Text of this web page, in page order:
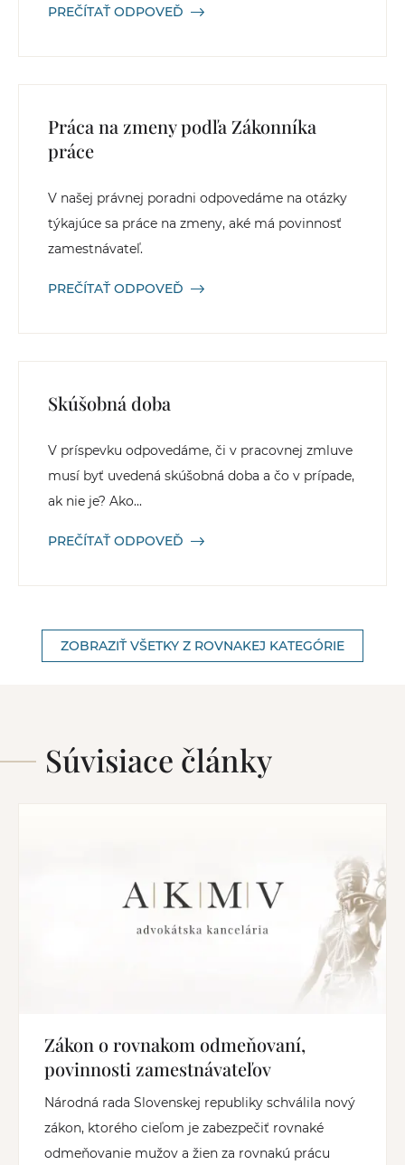
PREČÍTAŤ ODPOVEĎ
Práca na zmeny podľa Zákonníka
práce
V našej právnej poradni odpovedáme na otázky
týkajúce sa práce na zmeny, aké má povinnosť
zamestnávateľ.
PREČÍTAŤ ODPOVEĎ
Skúšobná doba
V príspevku odpovedáme, či v pracovnej zmluve
musí byť uvedená skúšobná doba a čo v prípade,
ak nie je? Ako...
PREČÍTAŤ ODPOVEĎ
ZOBRAZIŤ VŠETKY Z ROVNAKEJ KATEGÓRIE
Súvisiace články
Zákon o rovnakom odmeňovaní,
povinnosti zamestnávateľov
Národná rada Slovenskej republiky schválila nový
zákon, ktorého cieľom je zabezpečiť rovnaké
odmeňovanie mužov a žien za rovnakú prácu